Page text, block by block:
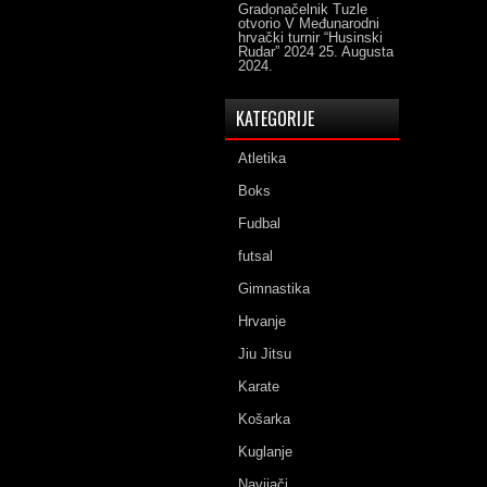
Gradonačelnik Tuzle
otvorio V Međunarodni
hrvački turnir “Husinski
Rudar” 2024 25. Augusta
2024.
KATEGORIJE
Atletika
Boks
Fudbal
futsal
Gimnastika
Hrvanje
Jiu Jitsu
Karate
Košarka
Kuglanje